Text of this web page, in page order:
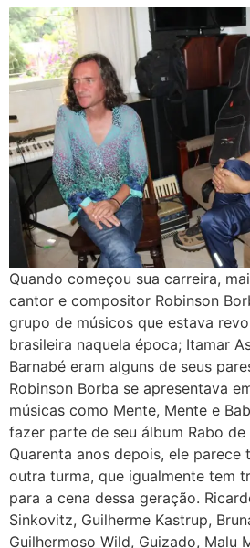
Quando começou sua carreira,
cantor e compositor Robinson
grupo de músicos que estava
brasileira naquela época; Itamar
Barnabé eram alguns de seus
Robinson Borba se apresentava
músicas como Mente, Mente e
fazer parte de seu álbum Rabo de
Quarenta anos depois, ele parece
outra turma, que igualmente tem
para a cena dessa geração.
Sinkovitz, Guilherme Kastrup,
Guilhermoso Wild, Guizado, Malu